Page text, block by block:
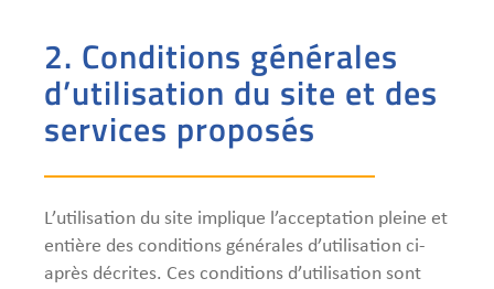
2. Conditions générales
d’utilisation du site et des
services proposés
L’utilisation du site implique l’acceptation pleine et
entière des conditions générales d’utilisation ci-
après décrites. Ces conditions d’utilisation sont